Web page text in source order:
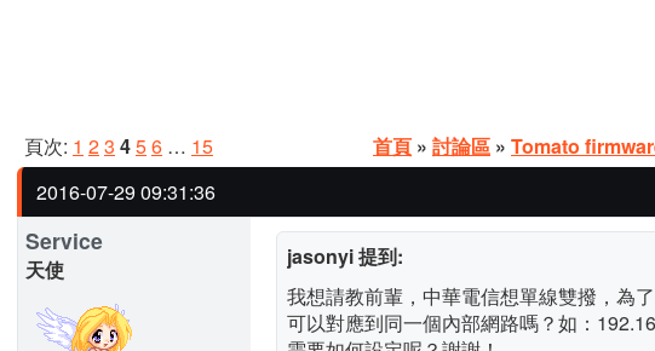
頁次: 1 23 456 … 15 首頁 » 討論區 » Tomato
2016-07-29 09:31:36
Service
天使
jasonyi 提到:
我想請教前輩，中華電信想單線雙撥，為
可以對應到同一個內部網路嗎？如：